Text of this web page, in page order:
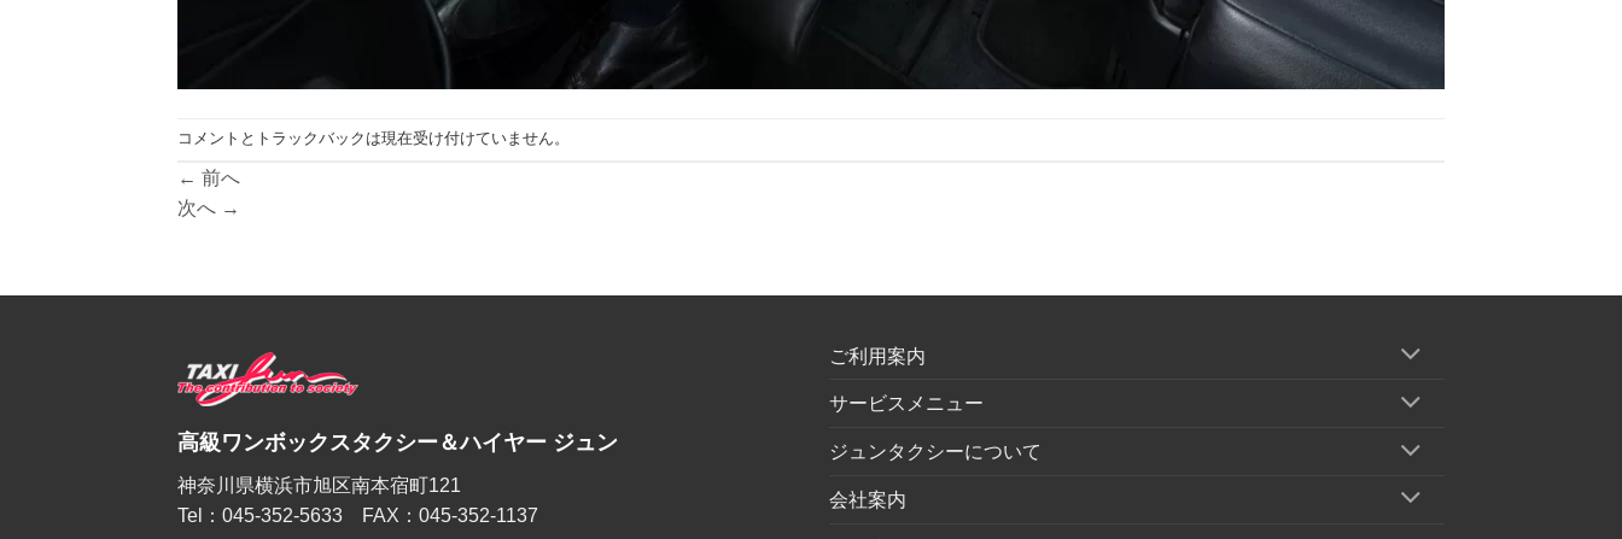
コメントとトラックバックは現在受け付けていません。
← 前へ
次へ →
高級ワンボックスタクシー＆ハイヤー ジュン
神奈川県横浜市旭区南本宿町121
Tel：045-352-5633 FAX：045-352-1137
ご利用案内
サービスメニュー
ジュンタクシーについて
会社案内